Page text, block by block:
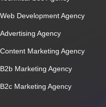
Web Development Agency
Advertising Agency
Content Marketing Agency
B2b Marketing Agency
B2c Marketing Agency